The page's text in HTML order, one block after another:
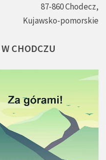
87-860 Chodecz,
Kujawsko-pomorskie
W CHODCZU